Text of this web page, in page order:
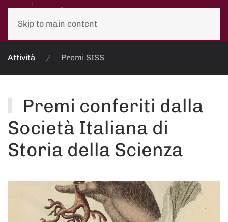
Skip to main content
Attività Premi SISS
Premi conferiti dalla
Società Italiana di
Storia della Scienza